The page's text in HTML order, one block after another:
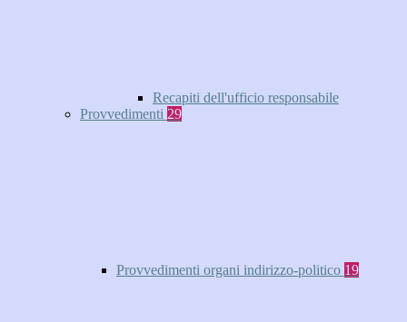
Recapiti dell'ufficio responsabile
Provvedimenti 29
Provvedimenti organi indirizzo-politico 19